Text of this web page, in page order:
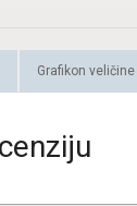
Grafikon veličine